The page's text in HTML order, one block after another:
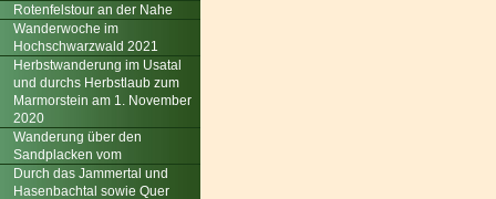
Rotenfelstour an der Nahe
Wanderwoche im
Hochschwarzwald 2021
Herbstwanderung im Usatal
und durchs Herbstlaub zum
Marmorstein am 1. November
2020
Wanderung über den
Sandplacken vom
Durch das Jammertal und
Hasenbachtal sowie Quer